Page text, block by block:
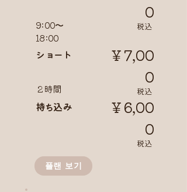
9:00〜
18:00
0
​税込
​ショート
２時間
￥7,00
0
​税込
持ち込み
￥6,00
0
​税込
플랜 보기